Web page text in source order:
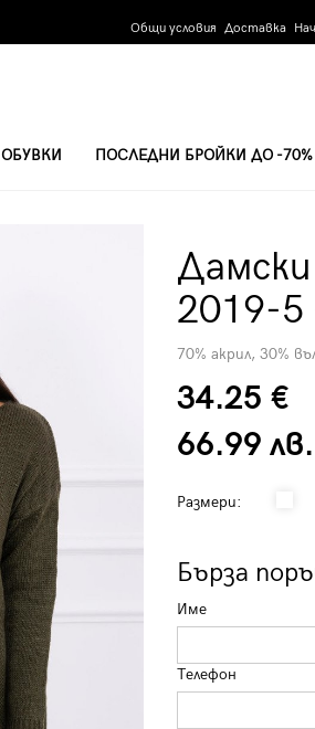
Общи условия Доставка
ОБУВКИ ПОСЛЕДНИ БРОЙКИ ДО -70%
2019-5
70% акрил, 30%
34.25 €
66.99 лв.
Размери:
Бърза
Име
Телефон